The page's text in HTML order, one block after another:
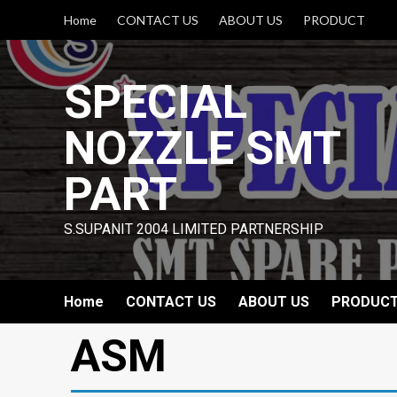
content
Home CONTACT US ABOUT US PRODUCT
SPECIAL
NOZZLE SMT
PART
S.SUPANIT 2004 LIMITED PARTNERSHIP
Home CONTACT US ABOUT US
ASM